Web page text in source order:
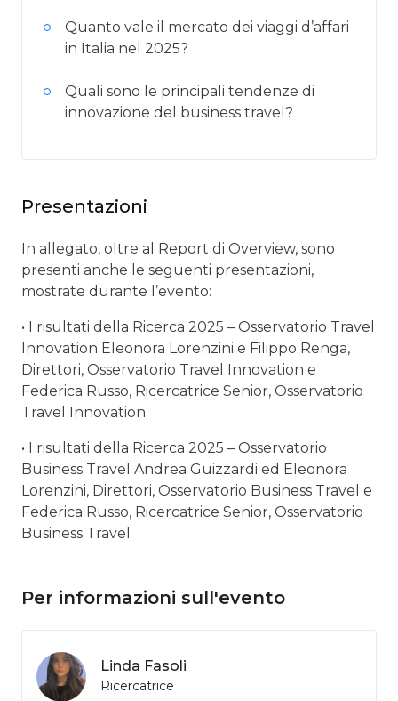
Quanto vale il mercato dei viaggi d’affari
in Italia nel 2025?
Quali sono le principali tendenze di
innovazione del business travel?
Presentazioni
In allegato, oltre al Report di Overview, sono
presenti anche le seguenti presentazioni,
mostrate durante l’evento:
• I risultati della Ricerca 2025 – Osservatorio Travel
Innovation Eleonora Lorenzini e Filippo Renga,
Direttori, Osservatorio Travel Innovation e
Federica Russo, Ricercatrice Senior, Osservatorio
Travel Innovation
• I risultati della Ricerca 2025 – Osservatorio
Business Travel Andrea Guizzardi ed Eleonora
Lorenzini, Direttori, Osservatorio Business Travel e
Federica Russo, Ricercatrice Senior, Osservatorio
Business Travel
Per informazioni sull'evento
Linda Fasoli
Ricercatrice